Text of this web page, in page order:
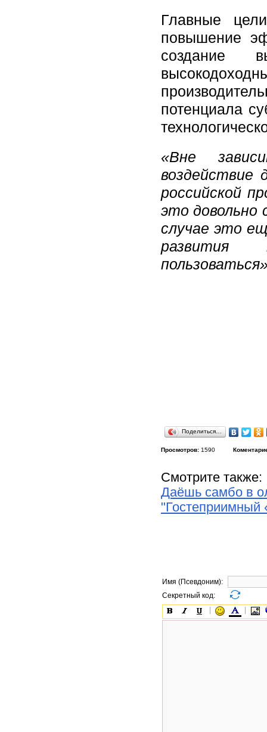
Главные
повышение
создание
потенциала
«Вне
воздействие
российской
это довольно
случае это
развития
Поделиться…
Просмотров: 1590
Смотрите также:
Даёшь самбо в
"Гостеприимный
Имя (Псевдоним):
Секретный код: